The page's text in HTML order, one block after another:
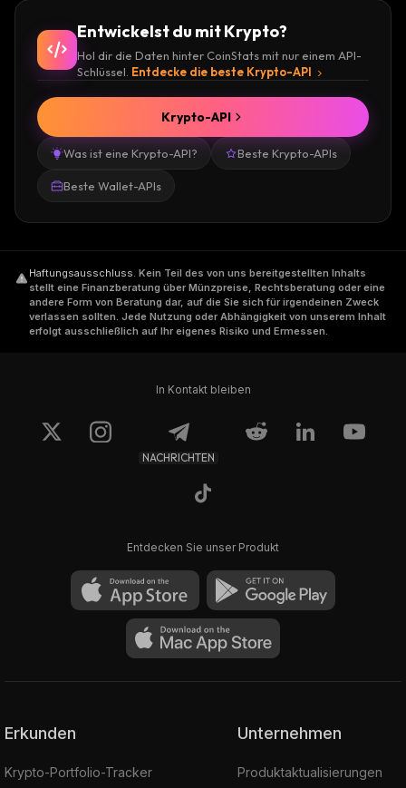
Entwickelst du mit Krypto?
Hol dir die Daten hinter CoinStats mit nur einem API-
Schlüssel. Entdecke die beste Krypto-API
Was ist eine Krypto-API? Beste Krypto-APIs
Beste Wallet-APIs
Krypto-API
Haftungsausschluss. Kein Teil des von uns bereitgestellten Inhalts
stellt eine Finanzberatung über Münzpreise, Rechtsberatung oder eine
andere Form von Beratung dar, auf die Sie sich für irgendeinen Zweck
verlassen sollten. Jede Nutzung oder Abhängigkeit von unserem Inhalt
erfolgt ausschließlich auf Ihr eigenes Risiko und Ermessen.
In Kontakt bleiben
NACHRICHTEN
Entdecken Sie unser Produkt
Erkunden
Krypto-Portfolio-Tracker
Unternehmen
Produktaktualisierungen